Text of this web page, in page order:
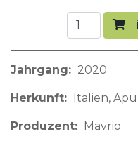
Jahrgang 2020
Herkunft Italien
Produzent Mavrio